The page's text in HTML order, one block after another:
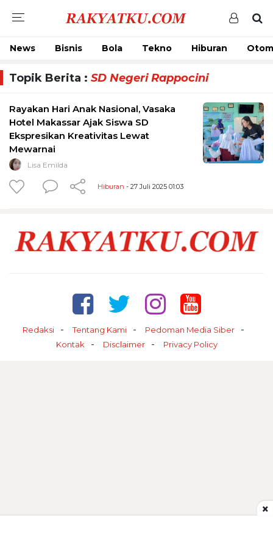
News Bisnis Bola Tekno Hiburan
Topik Berita : SD Negeri Rappocini
Rayakan Hari Anak Nasional, Vasaka
Hotel Makassar Ajak Siswa SD
Ekspresikan Kreativitas Lewat
Mewarnai
Lisa Emilda
Hiburan - 27 Juli 2025 01:03
Redaksi Tentang Kami
Pedoman Media Siber
Kontak
Disclaimer Privacy Policy
×